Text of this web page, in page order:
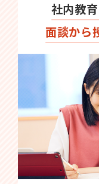
社内教
面談から